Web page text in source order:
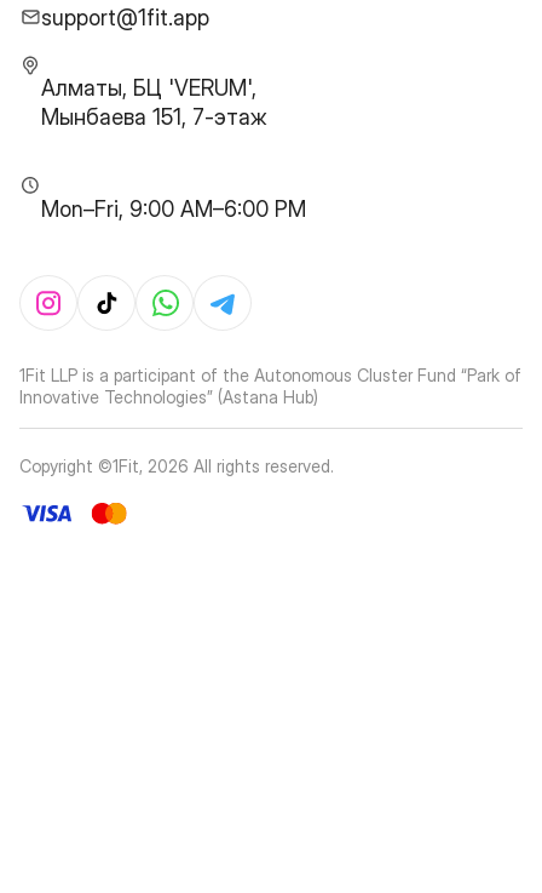
support@1fit.app
Алматы, БЦ 'VERUM',
Мынбаева 151, 7-этаж
Mon–Fri, 9:00 AM–6:00 PM
1Fit LLP is a participant of the Autonomous Cluster Fund “Park of
Innovative Technologies” (Astana Hub)
Copyright ©1Fit, 2026 All rights reserved.